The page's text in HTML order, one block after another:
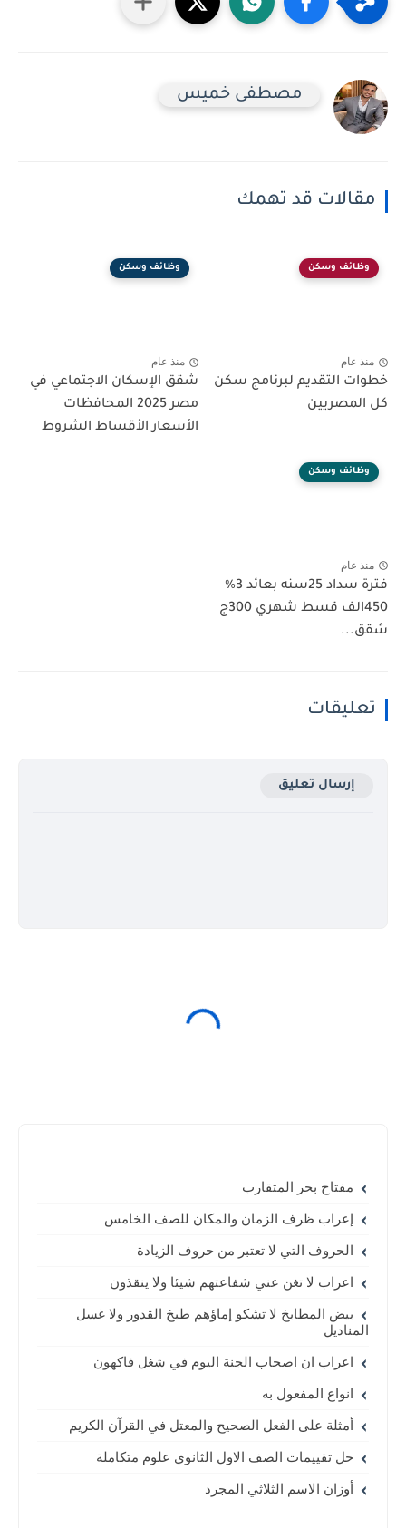
مصطفى خميس
مقالات قد تهمك
وظائف وسكن
منذ عام
خطوات التقديم لبرنامج سكن
كل المصريين
وظائف وسكن
منذ عام
شقق الإسكان الاجتماعي في
مصر 2025 المحافظات
الأسعار الأقساط الشروط
وظائف وسكن
منذ عام
فترة سداد 25سنه بعائد 3%
450الف قسط شهري 300ج
شقق...
تعليقات
إرسال تعليق
مفتاح بحر المتقارب
إعراب ظرف الزمان والمكان للصف الخامس
الحروف التي لا تعتبر من حروف الزيادة
اعراب لا تغن عني شفاعتهم شيئا ولا ينقذون
بيض المطابخ لا تشكو إماؤهم طبخ القدور ولا غسل
المناديل
اعراب ان اصحاب الجنة اليوم في شغل فاكهون
انواع المفعول به
أمثلة على الفعل الصحيح والمعتل في القرآن الكريم
حل تقييمات الصف الاول الثانوي علوم متكاملة
أوزان الاسم الثلاثي المجرد